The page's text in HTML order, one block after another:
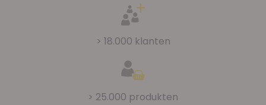
> 18.000 klanten
> 25.000 produkten